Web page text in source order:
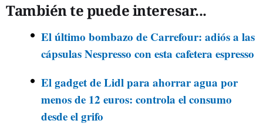
También te puede interesar...
El último bombazo de Carrefour: adiós a las
cápsulas Nespresso con esta cafetera espresso
El gadget de Lidl para ahorrar agua por
menos de 12 euros: controla el consumo
desde el grifo